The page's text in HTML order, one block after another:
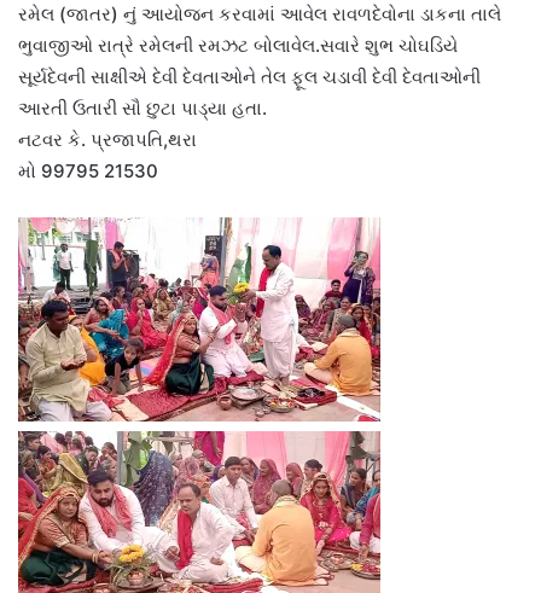
રમેલ (જાતર) નું આયોજન કરવામાં આવેલ રાવળદેવોના ડાકના તાલે
ભુવાજીઓ રાત્રે રમેલની રમઝટ બોલાવેલ.સવારે શુભ ચોઘડિયે
સૂર્યદેવની સાક્ષીએ દેવી દેવતાઓને તેલ ફૂલ ચડાવી દેવી દેવતાઓની
આરતી ઉતારી સૌ છુટા પાડ્યા હતા.
નટવર કે. પ્રજાપતિ,થરા
મો 99795 21530